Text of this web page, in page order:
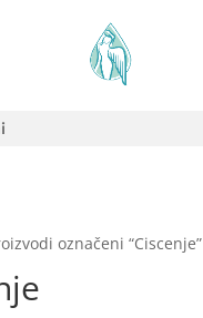
označeni “Ciscenje”